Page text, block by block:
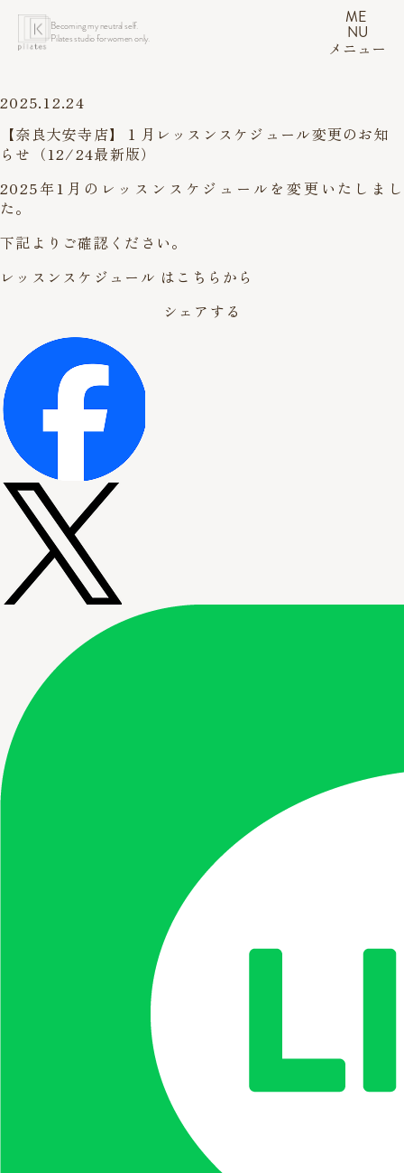
Becoming my neutral self.
Pilates studio for women only.
ME
NU
メニュー
2025.12.24
【奈良大安寺店】１月レッスンスケジュール変更のお知
らせ（12/24最新版）
2025年1月のレッスンスケジュールを変更いたしまし
た。
下記よりご確認ください。
レッスンスケジュール はこちらから
シェアする